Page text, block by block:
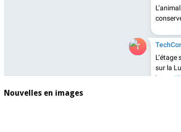
Nouvelles en images